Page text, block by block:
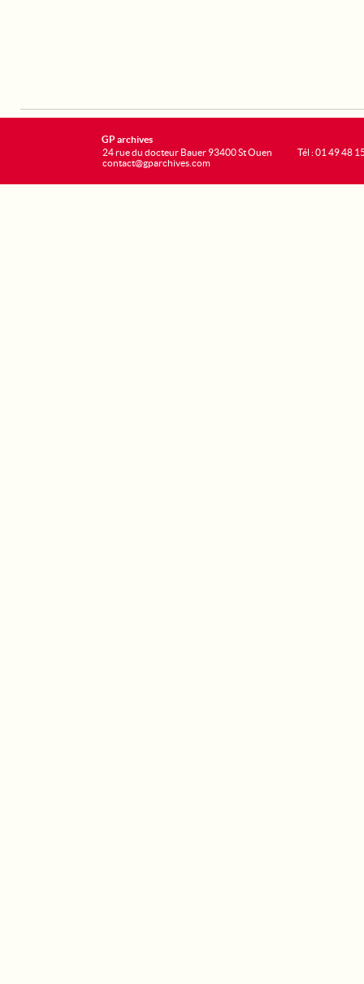
GP archives
24 rue du docteur Bauer 93400 St Ouen
contact@gparchives.com
Tél : 01 49 48